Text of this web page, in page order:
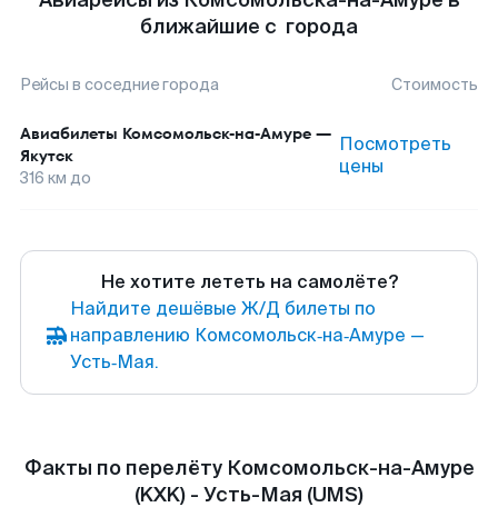
ближайшие с города
Рейсы в соседние города Стоимость
Авиабилеты Комсомольск-на-Амуре —
Якутск
316 км до
Посмотреть
цены
Не хотите лететь на самолёте?
Найдите дешёвые Ж/Д билеты по
направлению Комсомольск‑на‑Амуре —
Усть‑Мая.
Факты по перелёту Комсомольск-на-Амуре
(KXK) - Усть-Мая (UMS)